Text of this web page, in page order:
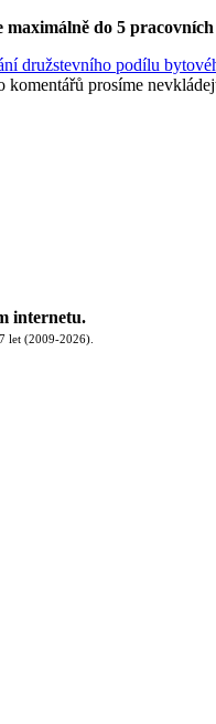
do 5
družstevního podílu
komentářů prosíme
internetu.
let (2009-2026).